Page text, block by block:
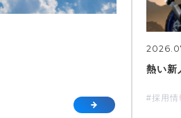
熱い新
#採用情